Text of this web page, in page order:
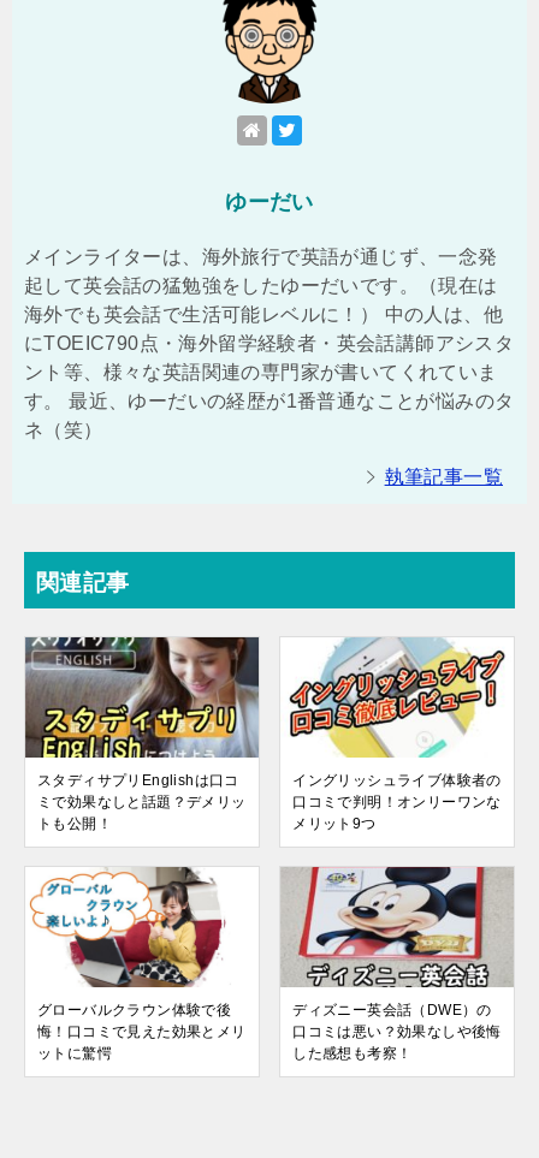
ゆーだい
メインライターは、海外旅行で英語が通じず、一念発
起して英会話の猛勉強をしたゆーだいです。（現在は
海外でも英会話で生活可能レベルに！） 中の人は、他
にTOEIC790点・海外留学経験者・英会話講師アシスタ
ント等、様々な英語関連の専門家が書いてくれていま
す。 最近、ゆーだいの経歴が1番普通なことが悩みのタ
ネ（笑）
執筆記事一覧
関連記事
スタディサプリEnglishは口コ
ミで効果なしと話題？デメリッ
トも公開！
イングリッシュライブ体験者の
口コミで判明！オンリーワンな
メリット9つ
グローバルクラウン体験で後
悔！口コミで見えた効果とメリ
ットに驚愕
ディズニー英会話（DWE）の
口コミは悪い？効果なしや後悔
した感想も考察！